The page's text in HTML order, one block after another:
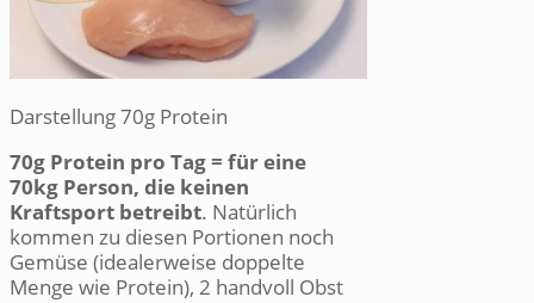
Darstellung 70g Protein
70g Protein pro Tag = für eine
70kg Person, die keinen
Kraftsport betreibt. Natürlich
kommen zu diesen Portionen noch
Gemüse (idealerweise doppelte
Menge wie Protein), 2 handvoll Obst